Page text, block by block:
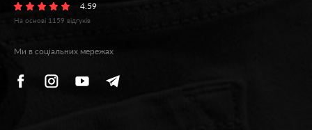
4.59
На основі 1159 відгуків
Ми в соціальних мережах